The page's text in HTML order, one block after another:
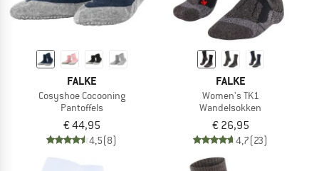
FALKE
Cosyshoe Cocooning
Pantoffels
€ 44,95
4,5(8)
FALKE
Women's TK1
Wandelsokken
€ 26,95
4,7(23)